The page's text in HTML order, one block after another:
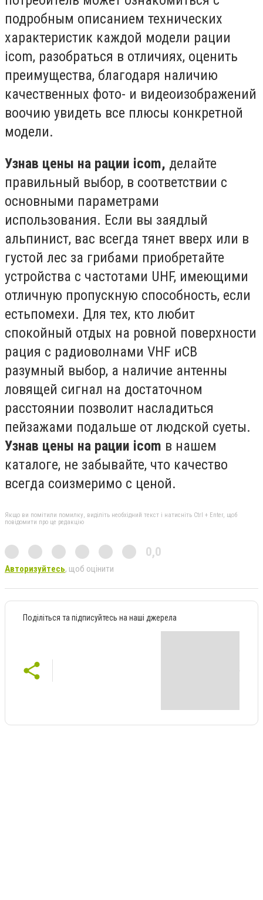
подробным описанием технических
характеристик каждой модели рации
icom, разобраться в отличиях, оценить
преимущества, благодаря наличию
качественных фото- и видеоизображений
воочию увидеть все плюсы конкретной
модели.
Узнав цены на рации icom, делайте
правильный выбор, в соответствии с
основными параметрами
использования. Если вы заядлый
альпинист, вас всегда тянет вверх или в
густой лес за грибами приобретайте
устройства с частотами UHF, имеющими
отличную пропускную способность, если
естьпомехи. Для тех, кто любит
спокойный отдых на ровной поверхности
рация с радиоволнами VHF иCB
разумный выбор, а наличие антенны
ловящей сигнал на достаточном
расстоянии позволит насладиться
пейзажами подальше от людской суеты.
Узнав цены на рации icom в нашем
каталоге, не забывайте, что качество
всегда соизмеримо с ценой.
Якщо ви помітили помилку, виділіть необхідний текст і натисніть Ctrl + Enter, щоб
повідомити про це редакцію
0,0
Авторизуйтесь, щоб оцінити
Поділіться та підписуйтесь на наші джерела